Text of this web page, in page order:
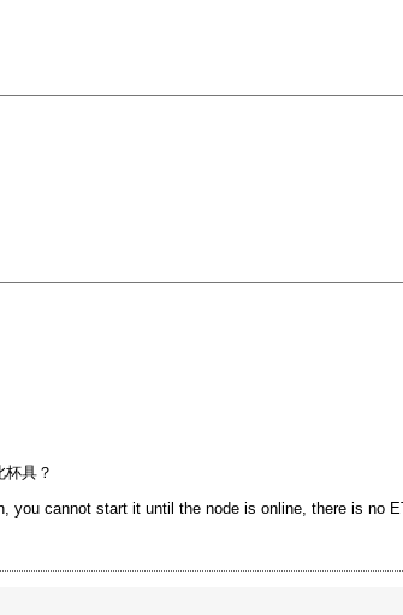
具？
cannot start it until the node is online, there is no